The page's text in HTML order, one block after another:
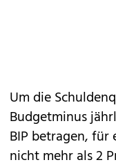
Um die
Budgetminus
BIP betragen,
nicht mehr als 2